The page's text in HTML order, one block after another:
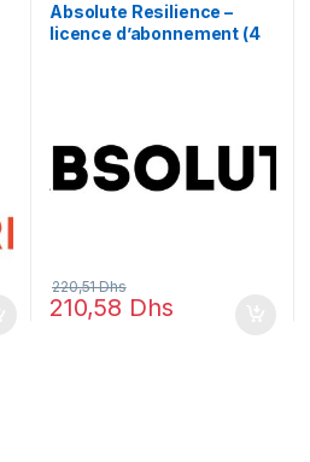
Absolute Resilience –
licence d’abonnement (4
210,58 Dhs
220,51Dhs